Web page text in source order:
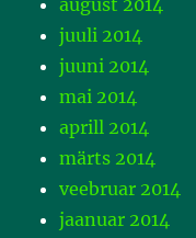
august 2014
juuli 2014
juuni 2014
mai 2014
aprill 2014
märts 2014
veebruar 2014
jaanuar 2014